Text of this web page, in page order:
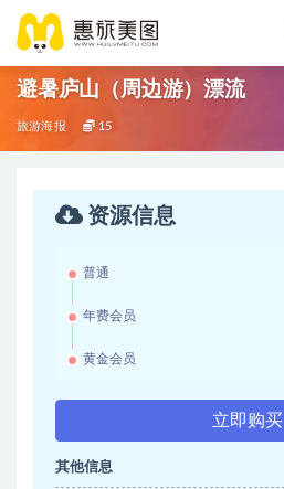
避暑庐山（周边游）漂流
旅游海报 15
资源信息
普通
年费会员
黄金会员
立即购买
其他信息